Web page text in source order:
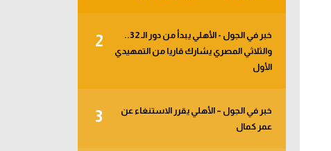
2
خبر في الجول - الأهلي يبدأ من دور الـ 32..
والثلاثي المصري يشارك قاريا من التمهيدي
الأول
3
خبر في الجول – الأهلي يقرر الاستنغاء عن
عمر كمال